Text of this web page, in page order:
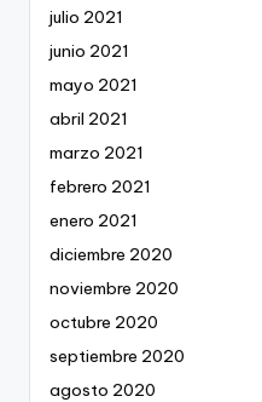
julio 2021
junio 2021
mayo 2021
abril 2021
marzo 2021
febrero 2021
enero 2021
diciembre 2020
noviembre 2020
octubre 2020
septiembre 2020
agosto 2020